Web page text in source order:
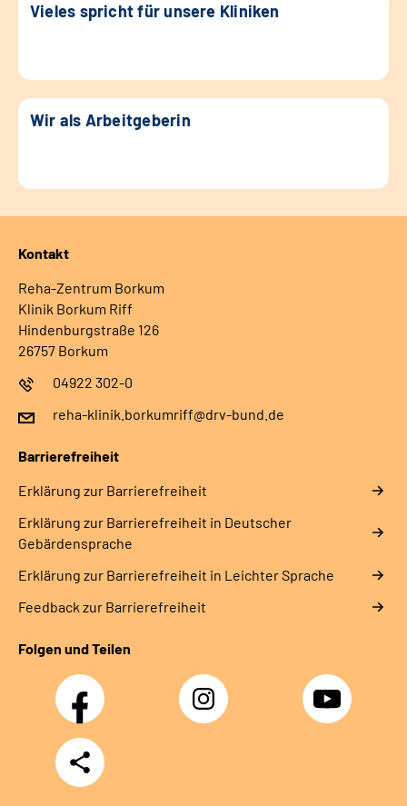
Vieles spricht für unsere Kliniken
Wir als Arbeitgeberin
Kontakt
Reha-Zentrum Borkum
Klinik Borkum Riff
Hindenburgstraße 126
26757 Borkum
04922 302-0
reha-klinik.borkumriff@drv-bund.de
Barrierefreiheit
Erklärung zur Barrierefreiheit
Erklärung zur Barrierefreiheit in Deutscher
Gebärdensprache
Erklärung zur Barrierefreiheit in Leichter Sprache
Feedback zur Barrierefreiheit
Folgen und Teilen
Facebook Instagram YouTube
Teilen